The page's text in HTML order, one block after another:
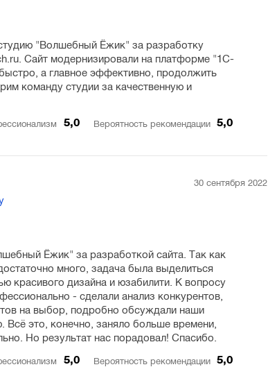
"Волшебный Ёжик" за разработку
Сайт модернизировали на платформе "1С-
а главное эффективно, продолжить
команду студии за качественную и
5,0 Вероятность рекомендации 5,0
30 сентября 2022
Ёжик" за разработкой сайта. Так как
много, задача была выделиться
красивого дизайна и юзабилити. К вопросу
- сделали анализ конкурентов,
на выбор, подробно обсуждали наши
Всё это, конечно, заняло больше времени,
Но результат нас порадовал! Спасибо.
5,0 Вероятность рекомендации 5,0